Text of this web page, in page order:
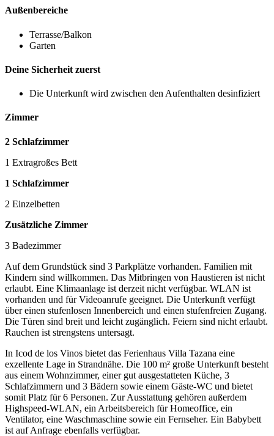
Außenbereiche
Terrasse/Balkon
Garten
Deine Sicherheit zuerst
Die Unterkunft wird zwischen den Aufenthalten desinfiziert
Zimmer
2 Schlafzimmer
1 Extragroßes Bett
1 Schlafzimmer
2 Einzelbetten
Zusätzliche Zimmer
3 Badezimmer
Auf dem Grundstück sind 3 Parkplätze vorhanden. Familien mit
Kindern sind willkommen. Das Mitbringen von Haustieren ist nicht
erlaubt. Eine Klimaanlage ist derzeit nicht verfügbar. WLAN ist
vorhanden und für Videoanrufe geeignet. Die Unterkunft verfügt
über einen stufenlosen Innenbereich und einen stufenfreien Zugang.
Die Türen sind breit und leicht zugänglich. Feiern sind nicht erlaubt.
Rauchen ist strengstens untersagt.
In Icod de los Vinos bietet das Ferienhaus Villa Tazana eine
exzellente Lage in Strandnähe. Die 100 m² große Unterkunft besteht
aus einem Wohnzimmer, einer gut ausgestatteten Küche, 3
Schlafzimmern und 3 Bädern sowie einem Gäste-WC und bietet
somit Platz für 6 Personen. Zur Ausstattung gehören außerdem
Highspeed-WLAN, ein Arbeitsbereich für Homeoffice, ein
Ventilator, eine Waschmaschine sowie ein Fernseher. Ein Babybett
ist auf Anfrage ebenfalls verfügbar.